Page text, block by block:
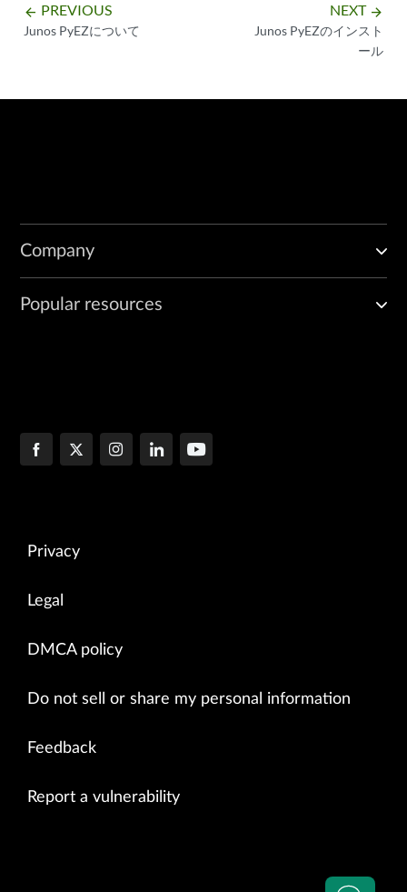
arrow_backward PREVIOUS
Junos PyEZについて
NEXT arrow_forward
Junos PyEZのインスト
ール
Company
Popular resources
Privacy
Legal
DMCA policy
Do not sell or share my personal information
Feedback
Report a vulnerability